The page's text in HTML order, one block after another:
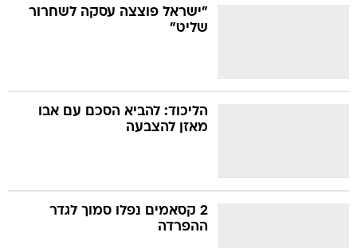
"ישראל פוצצה עסקה לשחרור
שליט"
הליכוד: להביא הסכם עם אבו
מאזן להצבעה
2 קסאמים נפלו סמוך לגדר
ההפרדה